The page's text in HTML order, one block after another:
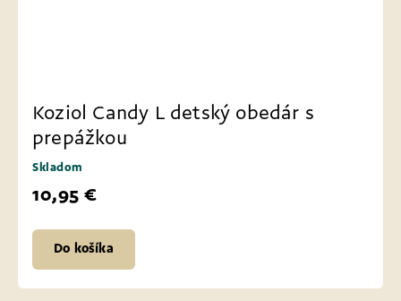
Koziol Candy L detský obedár s
prepážkou
Skladom
10,95 €
Do košíka